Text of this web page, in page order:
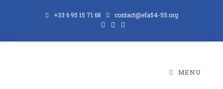
+33 6 95 15 71 68 contact@efa54-55.org
MENU